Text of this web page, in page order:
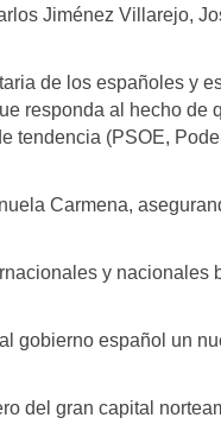
Jiménez Villarejo,
de los españoles y
responda al hecho de
tendencia (PSOE,
Carmena,
y nacionales
gobierno español un
del gran capital